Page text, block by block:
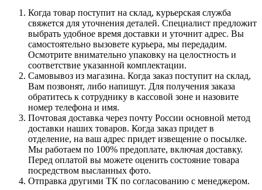
Когда товар поступит на склад, курьерская служба
свяжется для уточнения деталей. Специалист предложит
выбрать удобное время доставки и уточнит адрес. Вы
самостоятельно вызовете курьера, мы передадим.
Осмотрите внимательно упаковку на целостность и
соответствие указанной комплектации.
Самовывоз из магазина. Когда заказ поступит на склад,
Вам позвонят, либо напишут. Для получения заказа
обратитесь к сотруднику в кассовой зоне и назовите
номер телефона и имя.
Почтовая доставка через почту России основной метод
доставки наших товаров. Когда заказ придет в
отделение, на ваш адрес придет извещение о посылке.
Мы работаем по 100% предоплате, включая доставку.
Перед оплатой вы можете оценить состояние товара
посредством высланных фото.
Отправка другими ТК по согласованию с менеджером.